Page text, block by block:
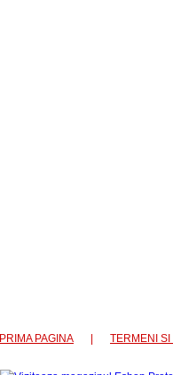
PRIMA PAGINA TERMENI SI